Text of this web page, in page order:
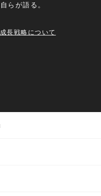
らが語る。
長戦略について